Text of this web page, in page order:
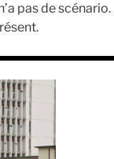
pas de scénario.